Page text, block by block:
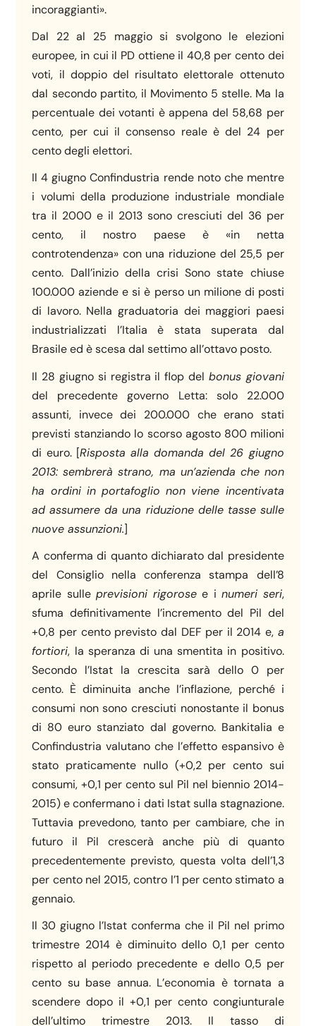
incoraggianti».
Dal 22 al 25 maggio si svolgono le elezioni
europee, in cui il PD ottiene il 40,8 per cento dei
voti, il doppio del risultato elettorale ottenuto
dal secondo partito, il Movimento 5 stelle. Ma la
percentuale dei votanti è appena del 58,68 per
cento, per cui il consenso reale è del 24 per
cento degli elettori.
Il 4 giugno Confindustria rende noto che mentre
i volumi della produzione industriale mondiale
tra il 2000 e il 2013 sono cresciuti del 36 per
cento, il nostro paese è «in netta
controtendenza» con una riduzione del 25,5 per
cento. Dall’inizio della crisi Sono state chiuse
100.000 aziende e si è perso un milione di posti
di lavoro. Nella graduatoria dei maggiori paesi
industrializzati l’Italia è stata superata dal
Brasile ed è scesa dal settimo all’ottavo posto.
Il 28 giugno si registra il flop del bonus giovani
del precedente governo Letta: solo 22.000
assunti, invece dei 200.000 che erano stati
previsti stanziando lo scorso agosto 800 milioni
di euro. [Risposta alla domanda del 26 giugno
2013: sembrerà strano, ma un’azienda che non
ha ordini in portafoglio non viene incentivata
ad assumere da una riduzione delle tasse sulle
nuove assunzioni.]
A conferma di quanto dichiarato dal presidente
del Consiglio nella conferenza stampa dell’8
aprile sulleprevisioni rigorosee inumeri seri,
sfuma definitivamente l’incremento del Pil del
+0,8 per cento previsto dal DEF per il 2014 e, a
fortiori, la speranza di una smentita in positivo.
Secondo l’Istat la crescita sarà dello 0 per
cento. È diminuita anche l’inflazione, perché i
consumi non sono cresciuti nonostante il bonus
di 80 euro stanziato dal governo. Bankitalia e
Confindustria valutano che l’effetto espansivo è
stato praticamente nullo (+0,2 per cento sui
consumi, +0,1 per cento sul Pil nel biennio 2014-
2015) e confermano i dati Istat sulla stagnazione.
Tuttavia prevedono, tanto per cambiare, che in
futuro il Pil crescerà anche più di quanto
precedentemente previsto, questa volta dell’1,3
per cento nel 2015, contro l’1 per cento stimato a
gennaio.
Il 30 giugno l’Istat conferma che il Pil nel primo
trimestre 2014 è diminuito dello 0,1 per cento
rispetto al periodo precedente e dello 0,5 per
cento su base annua. L’economia è tornata a
scendere dopo il +0,1 per cento congiunturale
dell’ultimo trimestre 2013. Il tasso di